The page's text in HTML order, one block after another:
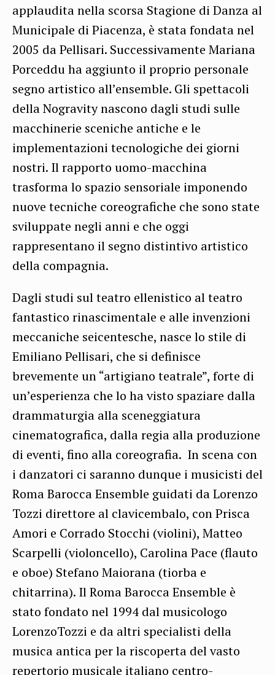
applaudita nella scorsa Stagione di Danza al
Municipale di Piacenza, è stata fondata nel
2005 da Pellisari. Successivamente Mariana
Porceddu ha aggiunto il proprio personale
segno artistico all’ensemble. Gli spettacoli
della Nogravity nascono dagli studi sulle
macchinerie sceniche antiche e le
implementazioni tecnologiche dei giorni
nostri. Il rapporto uomo-macchina
trasforma lo spazio sensoriale imponendo
nuove tecniche coreografiche che sono state
sviluppate negli anni e che oggi
rappresentano il segno distintivo artistico
della compagnia.
Dagli studi sul teatro ellenistico al teatro
fantastico rinascimentale e alle invenzioni
meccaniche seicentesche, nasce lo stile di
Emiliano Pellisari, che si definisce
brevemente un “artigiano teatrale”, forte di
un’esperienza che lo ha visto spaziare dalla
drammaturgia alla sceneggiatura
cinematografica, dalla regia alla produzione
di eventi, fino alla coreografia. In scena con
i danzatori ci saranno dunque i musicisti del
Roma Barocca Ensemble guidati da Lorenzo
Tozzi direttore al clavicembalo, con Prisca
Amori e Corrado Stocchi (violini), Matteo
Scarpelli (violoncello), Carolina Pace (flauto
e oboe) Stefano Maiorana (tiorba e
chitarrina). Il Roma Barocca Ensemble è
stato fondato nel 1994 dal musicologo
LorenzoTozzi e da altri specialisti della
musica antica per la riscoperta del vasto
repertorio musicale italiano centro-